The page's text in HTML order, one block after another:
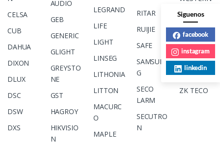
CELSA
CUB
DAHUA
DIXON
DLUX
DSC
DSW
DXS
AUDIO
GEB
GENERIC
GLIGHT
GREYSTO
NE
GST
HAGROY
HIKVISIO
N
LEGRAND
LIFE
LIGHT
LINSEG
LITHONIA
LITTON
MACURC
O
MAPLE
RITAR
RUIJIE
SAFE
SAMSUN
G
SECO
LARM
SECUTRO
N
WINLAND
YIC
YUASA
YUS
ZK TECO
Siguenos
facebook
instagram
linkedin